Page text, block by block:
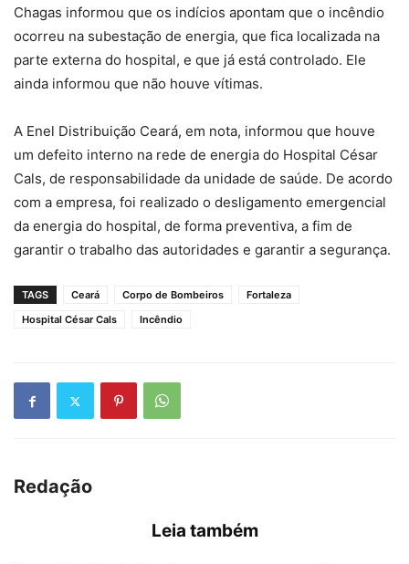
Chagas informou que os indícios apontam que o incêndio
ocorreu na subestação de energia, que fica localizada na
parte externa do hospital, e que já está controlado. Ele
ainda informou que não houve vítimas.
A Enel Distribuição Ceará, em nota, informou que houve
um defeito interno na rede de energia do Hospital César
Cals, de responsabilidade da unidade de saúde. De acordo
com a empresa, foi realizado o desligamento emergencial
da energia do hospital, de forma preventiva, a fim de
garantir o trabalho das autoridades e garantir a segurança.
TAGS Ceará Corpo de Bombeiros
Fortaleza
Hospital César Cals
Incêndio
Redação
Leia também